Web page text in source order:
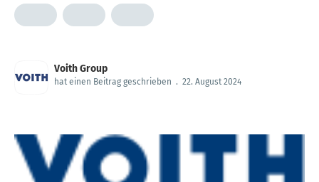
Voith Group
hat einen Beitrag geschrieben . 22. August 2024